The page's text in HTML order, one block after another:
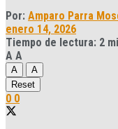
Por: Amparo Parra
enero 14, 2026
Tiempo de lectura: 2
A A
A
A
Reset
0 0